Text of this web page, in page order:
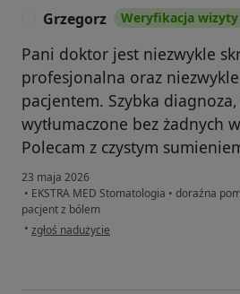
Grzegorz Weryfikacja wizyty
Pani doktor jest niezwykle
profesjonalna oraz
pacjentem. Szybka
wytłumaczone bez żadnych
Polecam z czystym
23 maja 2026
• EKSTRA MED Stomatologia • doraźna
pacjent z bólem
• w opinii użytkownika Grzegorz
zgłoś nadużycie